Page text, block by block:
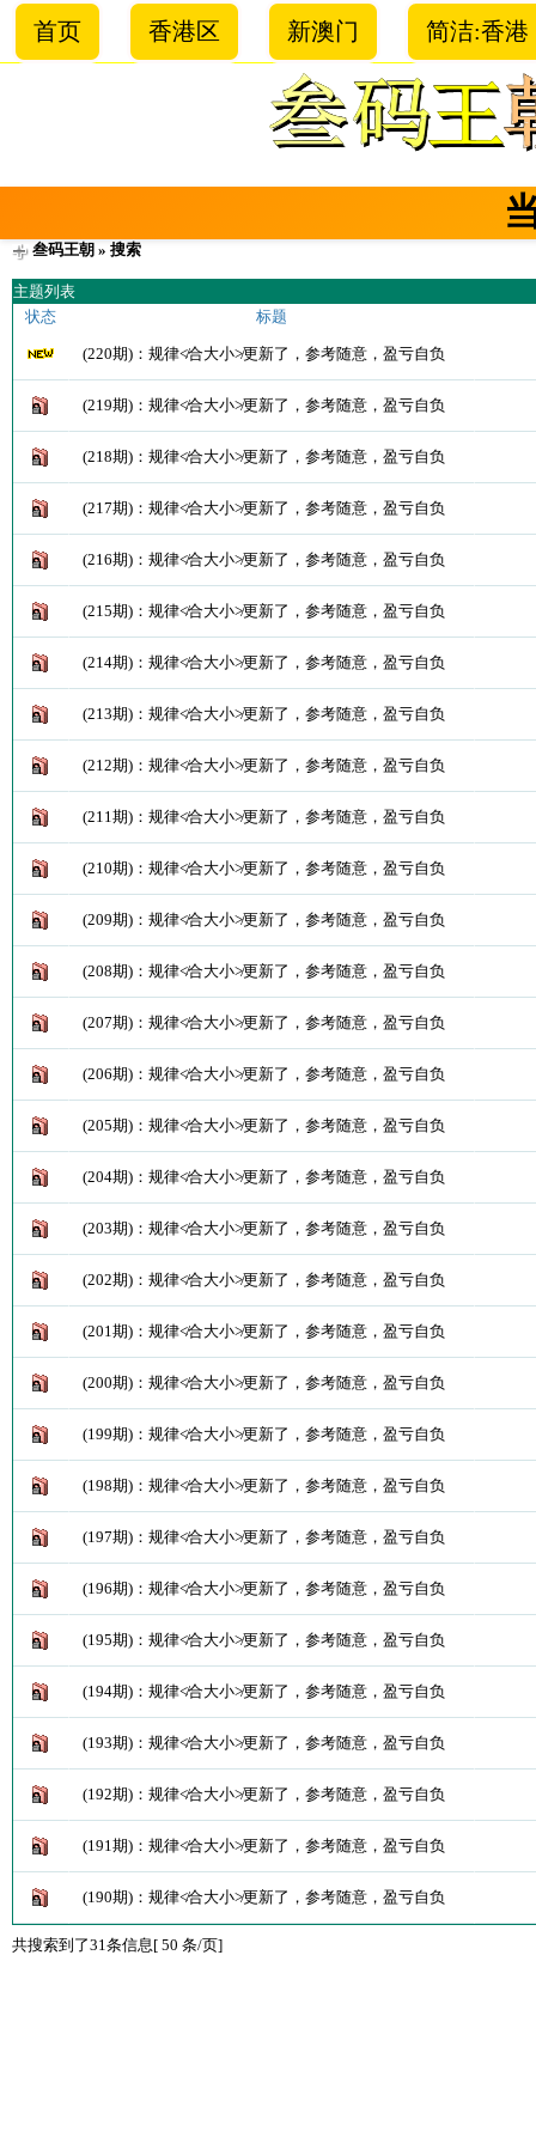
首页 香港区 新澳门 简洁:香港
叁码王朝 » 搜索
主题列表
状态
标题
(220期)：规律≮合大小≯更新了，参考随意，盈亏自负
(219期)：规律≮合大小≯更新了，参考随意，盈亏自负
(218期)：规律≮合大小≯更新了，参考随意，盈亏自负
(217期)：规律≮合大小≯更新了，参考随意，盈亏自负
(216期)：规律≮合大小≯更新了，参考随意，盈亏自负
(215期)：规律≮合大小≯更新了，参考随意，盈亏自负
(214期)：规律≮合大小≯更新了，参考随意，盈亏自负
(213期)：规律≮合大小≯更新了，参考随意，盈亏自负
(212期)：规律≮合大小≯更新了，参考随意，盈亏自负
(211期)：规律≮合大小≯更新了，参考随意，盈亏自负
(210期)：规律≮合大小≯更新了，参考随意，盈亏自负
(209期)：规律≮合大小≯更新了，参考随意，盈亏自负
(208期)：规律≮合大小≯更新了，参考随意，盈亏自负
(207期)：规律≮合大小≯更新了，参考随意，盈亏自负
(206期)：规律≮合大小≯更新了，参考随意，盈亏自负
(205期)：规律≮合大小≯更新了，参考随意，盈亏自负
(204期)：规律≮合大小≯更新了，参考随意，盈亏自负
(203期)：规律≮合大小≯更新了，参考随意，盈亏自负
(202期)：规律≮合大小≯更新了，参考随意，盈亏自负
(201期)：规律≮合大小≯更新了，参考随意，盈亏自负
(200期)：规律≮合大小≯更新了，参考随意，盈亏自负
(199期)：规律≮合大小≯更新了，参考随意，盈亏自负
(198期)：规律≮合大小≯更新了，参考随意，盈亏自负
(197期)：规律≮合大小≯更新了，参考随意，盈亏自负
(196期)：规律≮合大小≯更新了，参考随意，盈亏自负
(195期)：规律≮合大小≯更新了，参考随意，盈亏自负
(194期)：规律≮合大小≯更新了，参考随意，盈亏自负
(193期)：规律≮合大小≯更新了，参考随意，盈亏自负
(192期)：规律≮合大小≯更新了，参考随意，盈亏自负
(191期)：规律≮合大小≯更新了，参考随意，盈亏自负
(190期)：规律≮合大小≯更新了，参考随意，盈亏自负
共搜索到了31条信息[ 50 条/页]